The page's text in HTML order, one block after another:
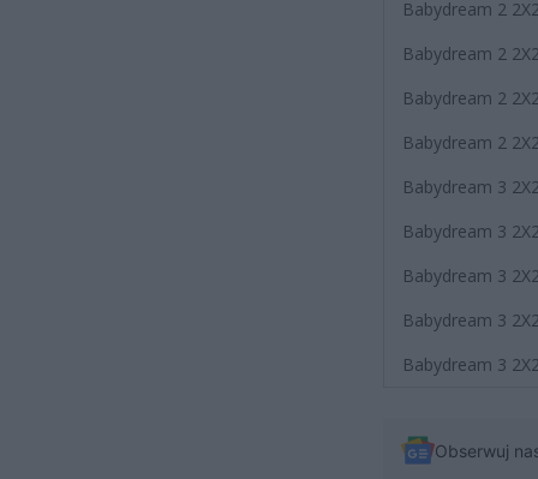
Babydream 2
Babydream 2
Babydream 2
Babydream 2
Babydream 3
Babydream 3
Babydream 3
Babydream 3
Babydream 3
Obserwuj